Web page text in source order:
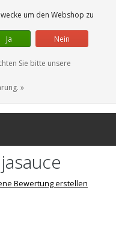
0 Artikel
Bewertung erstellen
um den Webshop zu
Ja Nein
Sie bitte unsere
»